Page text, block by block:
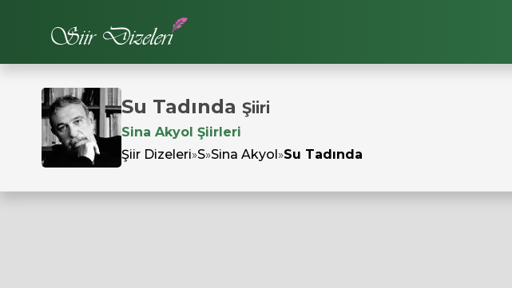
Su Tadında Şiiri
Sina Akyol Şiirleri
Şiir Dizeleri»S»Sina Akyol»Su Tadında